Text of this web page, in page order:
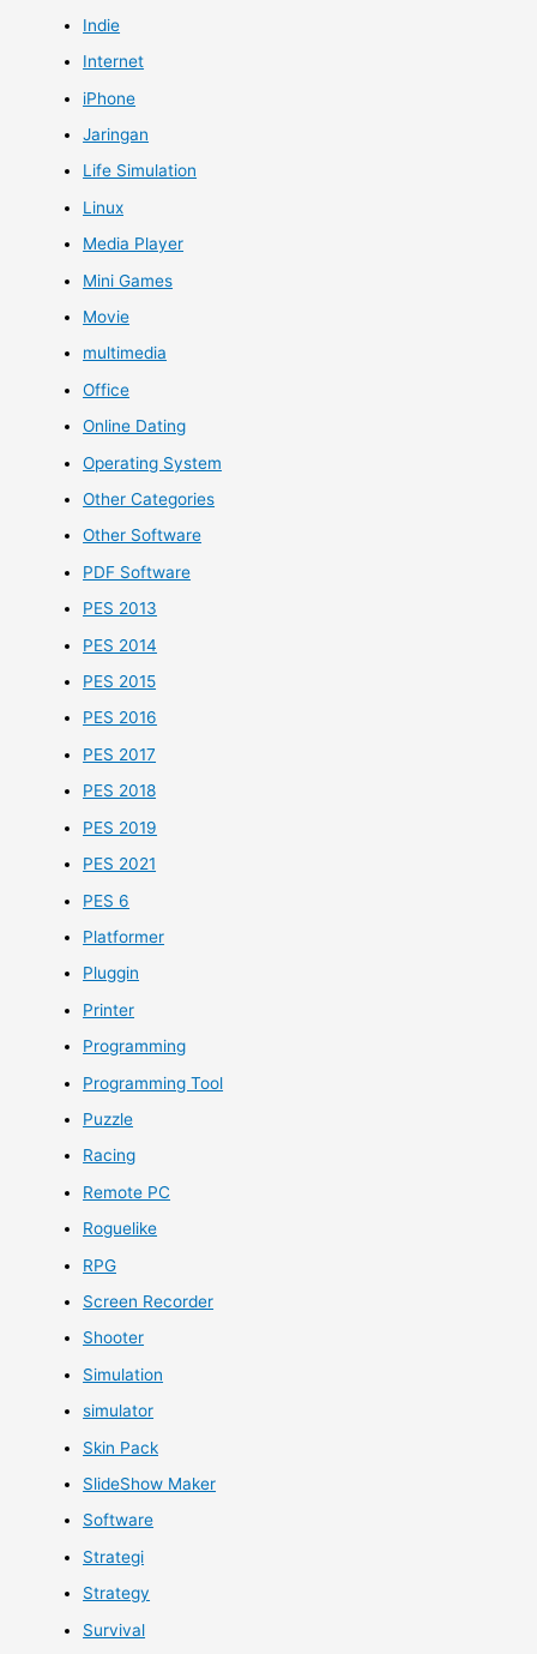
Indie
Internet
iPhone
Jaringan
Life Simulation
Linux
Media Player
Mini Games
Movie
multimedia
Office
Online Dating
Operating System
Other Categories
Other Software
PDF Software
PES 2013
PES 2014
PES 2015
PES 2016
PES 2017
PES 2018
PES 2019
PES 2021
PES 6
Platformer
Pluggin
Printer
Programming
Programming Tool
Puzzle
Racing
Remote PC
Roguelike
RPG
Screen Recorder
Shooter
Simulation
simulator
Skin Pack
SlideShow Maker
Software
Strategi
Strategy
Survival